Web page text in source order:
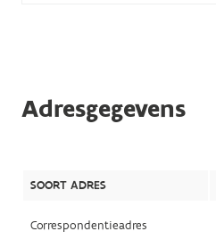
Adresgegevens
SOORT ADRES
Correspondentieadres